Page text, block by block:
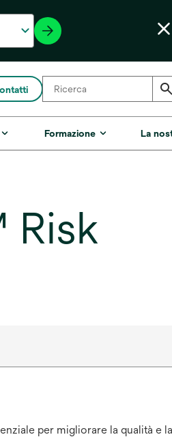
Formazione La
Risk
per migliorare la qualità e